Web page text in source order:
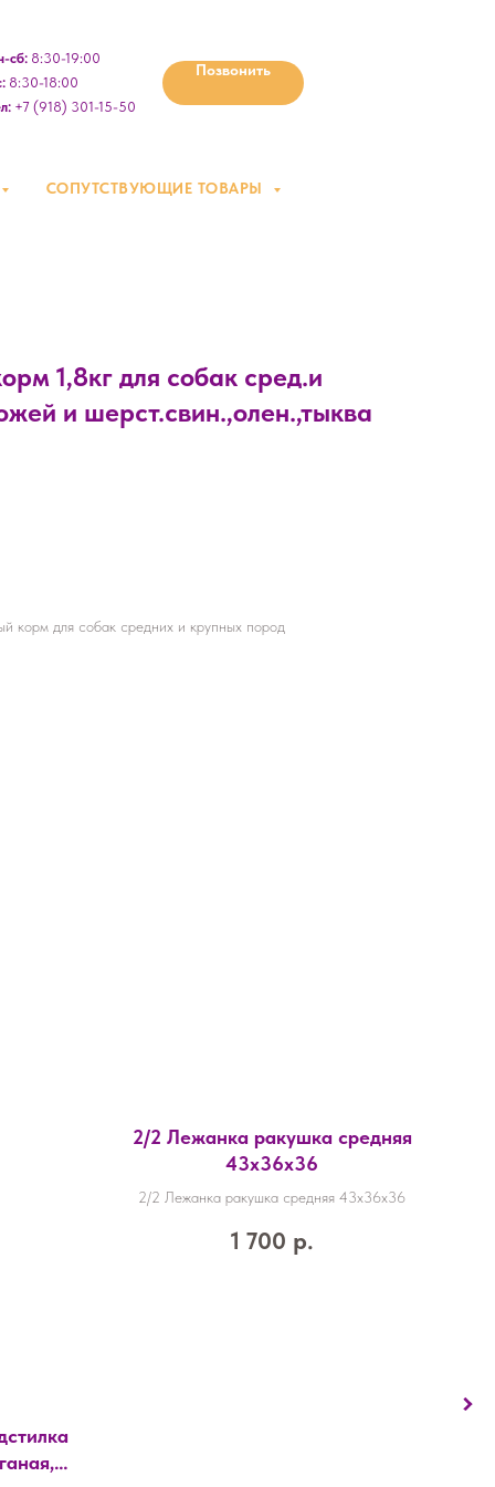
сб:8:30-19:00
8:30-18:00
+7 (918) 301-15-50
Позвонить
СОПУТСТВУЮЩИЕ ТОВАРЫ
1,8кг для собак сред.и
и шерст.свин.,олен.,тыква
корм для собак средних и крупных пород
2/2 Лежанка ракушка средняя
43х36х36
2/2 Лежанка ракушка средняя 43х36х36
1 700 р.